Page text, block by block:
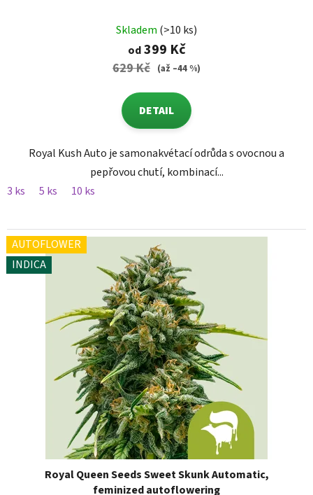
Skladem (>10 ks)
od399 Kč
629 Kč (až –44 %)
DETAIL
Royal Kush Auto je samonakvétací odrůda s ovocnou a
pepřovou chutí, kombinací...
3 ks
5 ks 10 ks
AUTOFLOWER
INDICA
Royal Queen Seeds Sweet Skunk Automatic,
feminized autoflowering